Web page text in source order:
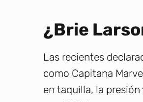
¿Brie
Las recientes
como Capitana
en taquilla, la